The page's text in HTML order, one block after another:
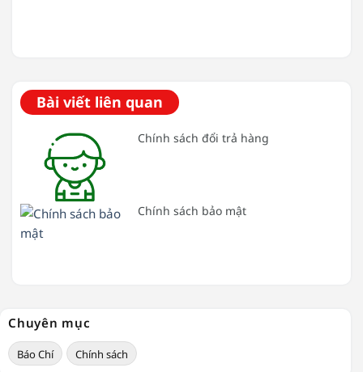
Bài viết liên quan
Chính sách đổi trả hàng
Chính sách bảo mật
Chuyên mục
Báo Chí Chính sách